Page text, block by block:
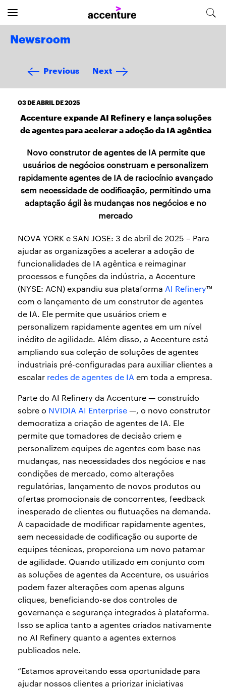
Newsroom
Previous Next
03 DE ABRIL DE 2025
Accenture expande AI Refinery e lança soluções
de agentes para acelerar a adoção da IA agêntica
Novo construtor de agentes de IA permite que
usuários de negócios construam e personalizem
rapidamente agentes de IA de raciocínio avançado
sem necessidade de codificação, permitindo uma
adaptação ágil às mudanças nos negócios e no
mercado
NOVA YORK e SAN JOSE: 3 de abril de 2025 – Para
ajudar as organizações a acelerar a adoção de
funcionalidades de IA agêntica e reimaginar
processos e funções da indústria, a Accenture
(NYSE: ACN) expandiu sua plataforma AI Refinery™
com o lançamento de um construtor de agentes
de IA. Ele permite que usuários criem e
personalizem rapidamente agentes em um nível
inédito de agilidade. Além disso, a Accenture está
ampliando sua coleção de soluções de agentes
industriais pré-configuradas para auxiliar clientes a
escalar redes de agentes de IA em toda a empresa.
Parte do AI Refinery da Accenture — construído
sobre o NVIDIA AI Enterprise—, o novo construtor
democratiza a criação de agentes de IA. Ele
permite que tomadores de decisão criem e
personalizem equipes de agentes com base nas
mudanças, nas necessidades dos negócios e nas
condições de mercado, como alterações
regulatórias, lançamento de novos produtos ou
ofertas promocionais de concorrentes, feedback
inesperado de clientes ou flutuações na demanda.
A capacidade de modificar rapidamente agentes,
sem necessidade de codificação ou suporte de
equipes técnicas, proporciona um novo patamar
de agilidade. Quando utilizado em conjunto com
as soluções de agentes da Accenture, os usuários
podem fazer alterações com apenas alguns
cliques, beneficiando-se dos controles de
governança e segurança integrados à plataforma.
Isso se aplica tanto a agentes criados nativamente
no AI Refinery quanto a agentes externos
publicados nele.
“Estamos aproveitando essa oportunidade para
ajudar nossos clientes a priorizar iniciativas